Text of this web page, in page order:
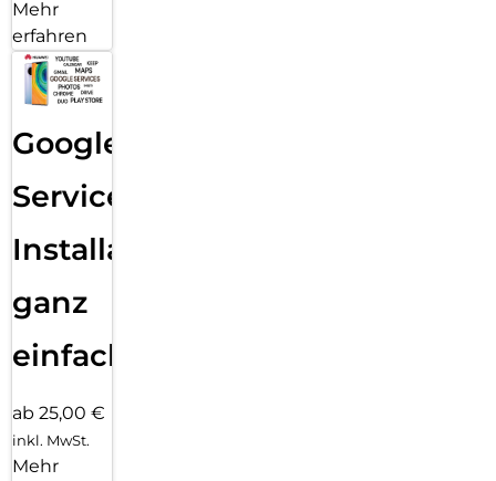
Mehr
erfahren
Google
Services
Installation
ganz
einfach
ab 25,00 €
inkl. MwSt.
Mehr